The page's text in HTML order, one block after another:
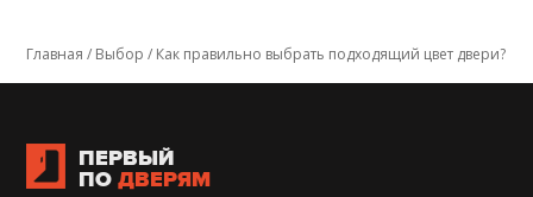
Главная / Выбор / Как правильно выбрать подходящий цвет двери?
ПЕРВЫЙ
ПО ДВЕРЯМ